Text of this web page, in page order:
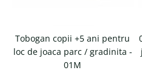
Tobogan copii +5 ani pentru
loc de joaca parc / gradinita -
01M